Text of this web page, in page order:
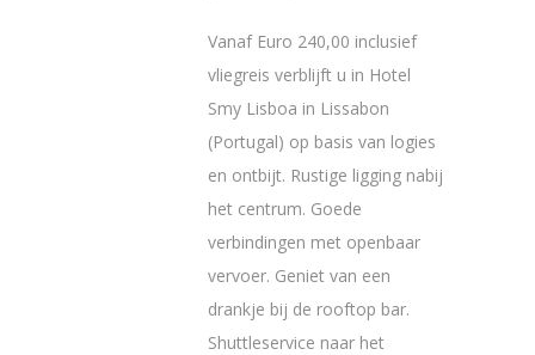
Vanaf Euro 240,00 inclusief
vliegreis verblijft u in Hotel
Smy Lisboa in Lissabon
(Portugal) op basis van logies
en ontbijt. Rustige ligging nabij
het centrum. Goede
verbindingen met openbaar
vervoer. Geniet van een
drankje bij de rooftop bar.
Shuttleservice naar het